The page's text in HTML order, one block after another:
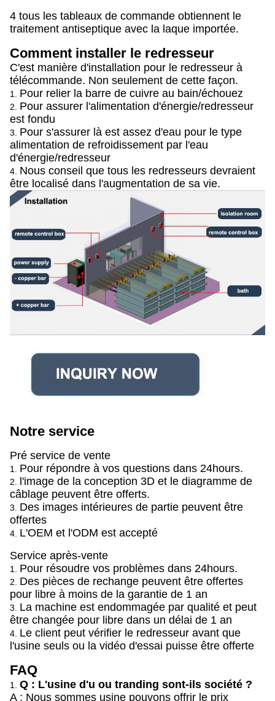
4 tous les tableaux de commande obtiennent le
traitement antiseptique avec la laque importée.
Comment installer le redresseur
C'est manière d'installation pour le redresseur à
télécommande. Non seulement de cette façon.
1. Pour relier la barre de cuivre au bain/échouez
2. Pour assurer l'alimentation d'énergie/redresseur
est fondu
3. Pour s'assurer là est assez d'eau pour le type
alimentation de refroidissement par l'eau
d'énergie/redresseur
4. Nous conseil que tous les redresseurs devraient
être localisé dans l'augmentation de sa vie.
Notre service
Pré service de vente
1. Pour répondre à vos questions dans 24hours.
2. l'image de la conception 3D et le diagramme de
câblage peuvent être offerts.
3. Des images intérieures de partie peuvent être
offertes
4. L'OEM et l'ODM est accepté
Service après-vente
1. Pour résoudre vos problèmes dans 24hours.
2. Des pièces de rechange peuvent être offertes
pour libre à moins de la garantie de 1 an
3. La machine est endommagée par qualité et peut
être changée pour libre dans un délai de 1 an
4. Le client peut vérifier le redresseur avant que
l'usine seuls ou la vidéo d'essai puisse être offerte
FAQ
1. Q : L'usine d'u ou tranding sont-ils société ?
A : Nous sommes usine pouvons offrir le prix